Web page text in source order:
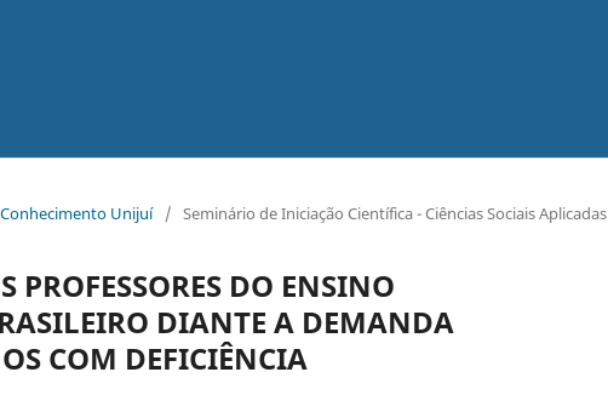
Unijuí / Seminário de Iniciação Científica - Ciências Sociais Aplicadas
PROFESSORES DO ENSINO
DIANTE A DEMANDA
COM DEFICIÊNCIA